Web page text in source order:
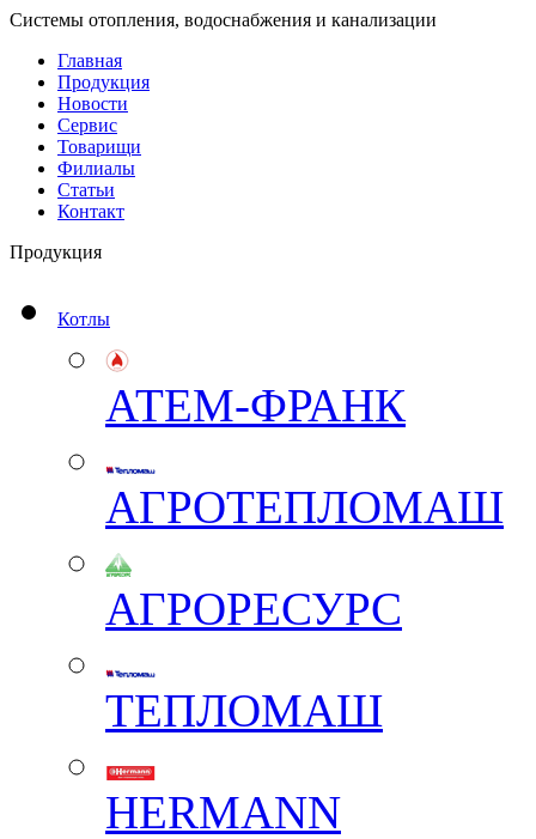
Системы отопления, водоснабжения и канализации
Главная
Продукция
Новости
Сервис
Товарищи
Филиалы
Статьи
Контакт
Продукция
Котлы
АТЕМ-ФРАНК
АГРОТЕПЛОМАШ
АГРОРЕСУРС
ТЕПЛОМАШ
HERMANN